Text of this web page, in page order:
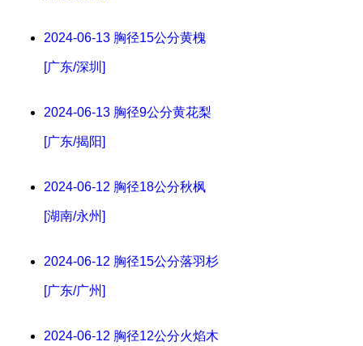
2024-06-13 胸径15公分黄槐
[广东/深圳]
2024-06-13 胸径9公分黄花梨
[广东/揭阳]
2024-06-12 胸径18公分秋枫
[湖南/永州]
2024-06-12 胸径15公分落羽杉
[广东/广州]
2024-06-12 胸径12公分火焰木